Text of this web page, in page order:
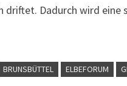
driftet. Dadurch wird
BRUNSBÜTTEL ELBEFORUM